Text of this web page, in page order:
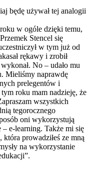
będę używał tej analogii
w ogóle dzięki temu,
Stencel się
w tym już od
rękawy i zrobił
No – udało mu
Mieliśmy naprawdę
prelegentów i
roku mam nadzieję, że
wszystkich
tegorocznego
oni wykorzystują
e-learning. Także mi się
prowadziłeś ze mną
na wykorzystanie